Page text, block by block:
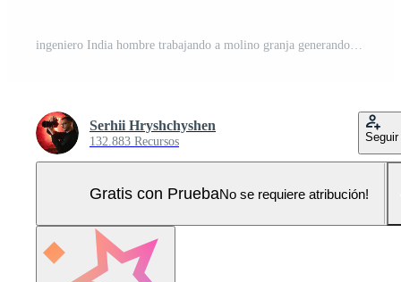
ingeniero India hombre trabajando a molino granja generando electricidad limpiar energía. viento turbina granja generador por alternativa verde energía. asiático ingeniero comprobación controlar eléctrico poder Foto Pro
Serhii Hryshchyshen
132.883 Recursos Seguir
Gratis con PruebaNo se requiere atribución!